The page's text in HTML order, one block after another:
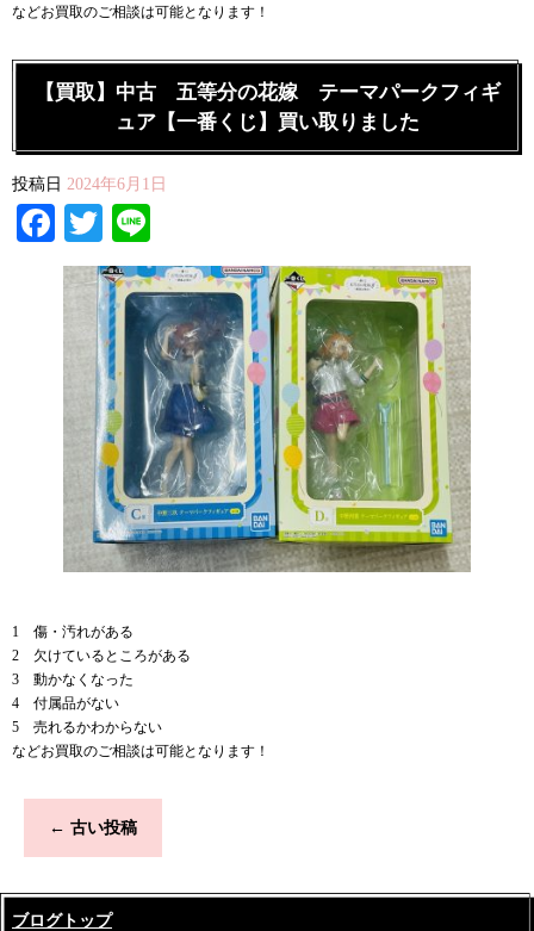
などお買取のご相談は可能となります！
【買取】中古 五等分の花嫁 テーマパークフィギ
ュア【一番くじ】買い取りました
投稿日 2024年6月1日
Facebook
Twitter
1 傷・汚れがある
2 欠けているところがある
3 動かなくなった
4 付属品がない
5 売れるかわからない
などお買取のご相談は可能となります！
← 古い投稿
ブログトップ